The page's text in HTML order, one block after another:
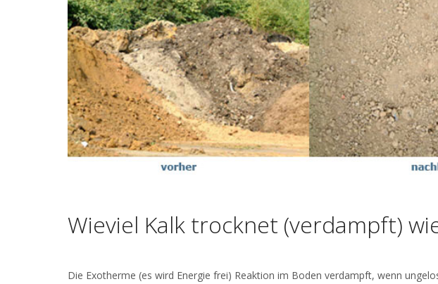
Wieviel Kalk trocknet (verdampft)
Die Exotherme (es wird Energie frei) Reaktion im Boden verdampft, wenn